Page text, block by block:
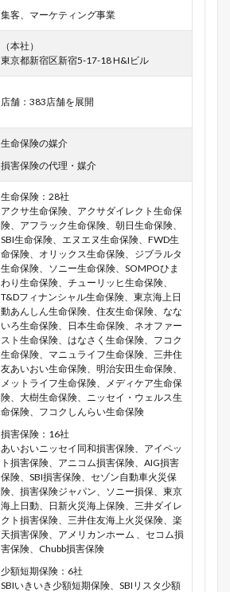
集客、マーケティング事業
（本社）
東京都新宿区新宿5-17-18 H&Iビル
店舗：383店舗を展開
生命保険の媒介
損害保険の代理・媒介
生命保険：28社
アクサ生命保険、アクサダイレクト生命保
険、アフラック生命保険、朝日生命保険、
SBI生命保険、エヌエヌ生命保険、FWD生
命保険、オリックス生命保険、ジブラルタ
生命保険、ソニー生命保険、SOMPOひま
わり生命保険、チューリッヒ生命保険、
T&Dフィナンシャル生命保険、東京海上日
動あんしん生命保険、住友生命保険、なな
いろ生命保険、日本生命保険、ネオファー
スト生命保険、はなさく生命保険、フコク
生命保険、マニュライフ生命保険、三井住
友あいおい生命保険、明治安田生命保険、
メットライフ生命保険、メディケア生命保
険、大樹生命保険、ニッセイ・ウェルス生
命保険、フコクしんらい生命保険
損害保険：16社
あいおいニッセイ同和損害保険、アイペッ
ト損害保険、アニコム損害保険、AIG損害
保険、SBI損害保険、セゾン自動車火災保
険、損害保険ジャパン、ソニー損保、東京
海上日動、日新火災海上保険、三井ダイレ
クト損害保険、三井住友海上火災保険、楽
天損害保険、アメリカンホーム 、セコム損
害保険、Chubb損害保険
少額短期保険：6社
SBIいきいき少額短期保険、SBIリスタ少額